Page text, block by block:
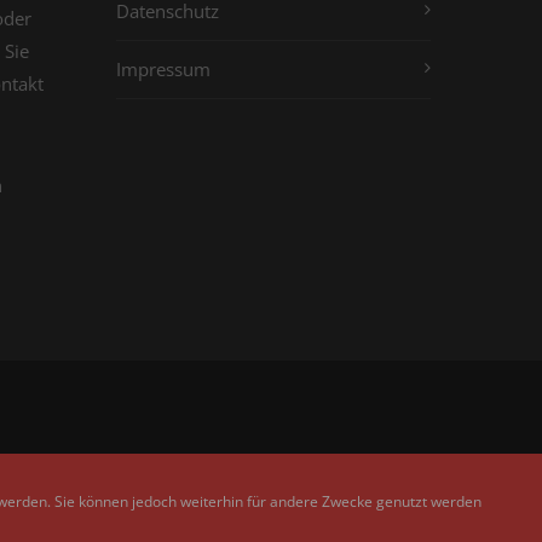
Datenschutz
Impressum
Sie können jedoch weiterhin für andere Zwecke genutzt werden